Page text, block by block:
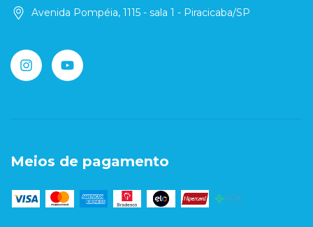
Avenida Pompéia, 1115 - sala 1 - Piracicaba/SP
Meios de pagamento